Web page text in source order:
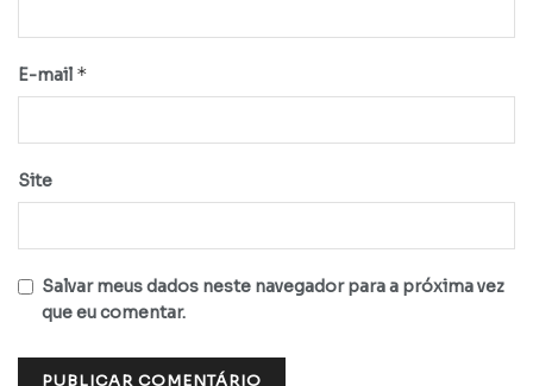
E-mail *
Site
Salvar meus dados neste navegador para a próxima vez
que eu comentar.